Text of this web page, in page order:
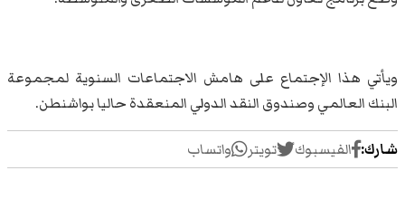
ويأتي هذا الإجتماع على هامش الاجتماعات السنوية لمجموعة
البنك العالمي وصندوق النقد الدولي المنعقدة حاليا بواشنطن.
شارك: الفيسبوك تويتر واتساب